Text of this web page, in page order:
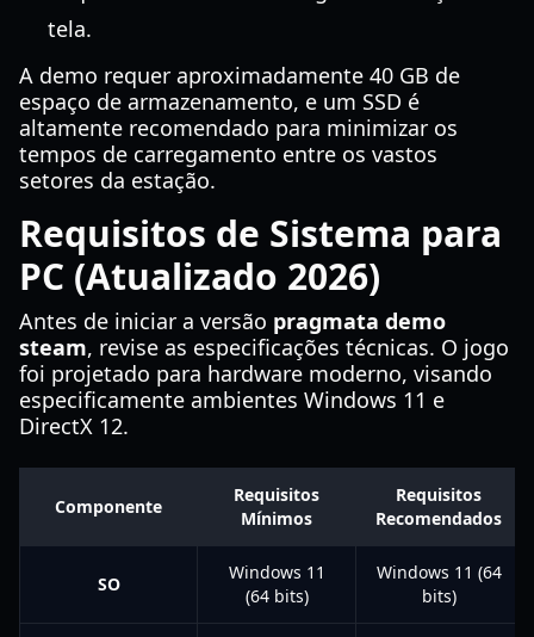
tela.
A demo requer aproximadamente 40 GB de
espaço de armazenamento, e um SSD é
altamente recomendado para minimizar os
tempos de carregamento entre os vastos
setores da estação.
Requisitos de Sistema para
PC (Atualizado 2026)
Antes de iniciar a versão pragmata demo
steam, revise as especificações técnicas. O jogo
foi projetado para hardware moderno, visando
especificamente ambientes Windows 11 e
DirectX 12.
Componente
Requisitos
Mínimos
Requisitos
Recomendados
SO
Windows 11
(64 bits)
Windows 11 (64
bits)